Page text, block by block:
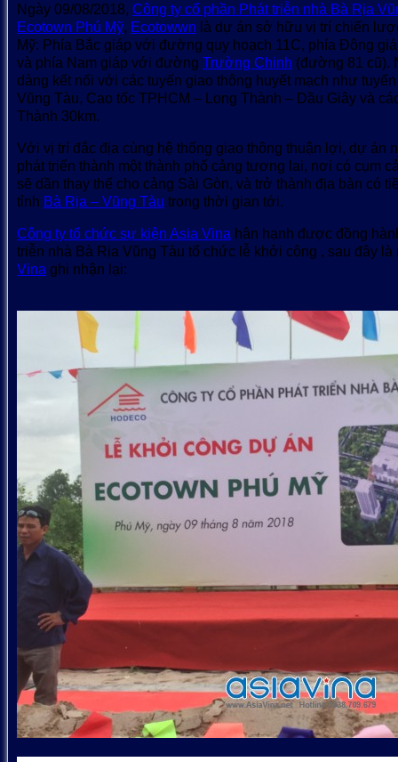
Ngày 09/08/2018, Công ty cổ phần Phát triễn nhà Bà Rịa
Ecotown Phú Mỹ, Ecotowwn là dự án sở hữu vị trí chiến
Mỹ: Phía Bắc giáp với đường quy hoạch 11C, phía Đông
và phía Nam giáp với đường Trường Chinh (đường 81 cũ).
dàng kết nối với các tuyến giao thông huyết mạch như
Vũng Tàu, Cao tốc TPHCM – Long Thành – Dầu Giây và
Thành 30km.
Với vị trí đắc địa cùng hệ thống giao thông thuận lợi, dự án
phát triển thành một thành phố cảng tương lai, nơi có cụm
sẽ dần thay thế cho cảng Sài Gòn, và trở thành địa bàn có
tỉnh Bà Rịa – Vũng Tàu trong thời gian tới.
Công ty tổ chức sự kiện Asia Vina hân hạnh được đồng
triễn nhà Bà Rịa Vũng Tàu tổ chức lễ khởi công , sau đây
Vina ghi nhận lại: